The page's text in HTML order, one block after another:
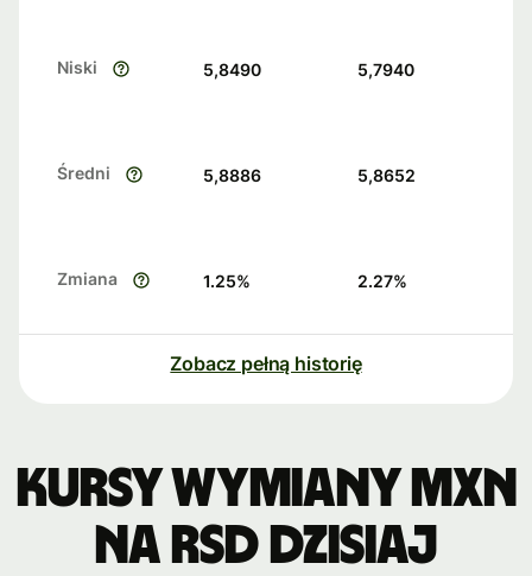
Niski 5,8490 5,7940
Średni 5,8886 5,8652
Zmiana 1.25% 2.27%
Zobacz pełną historię
Kursy wymiany MXN
na RSD dzisiaj